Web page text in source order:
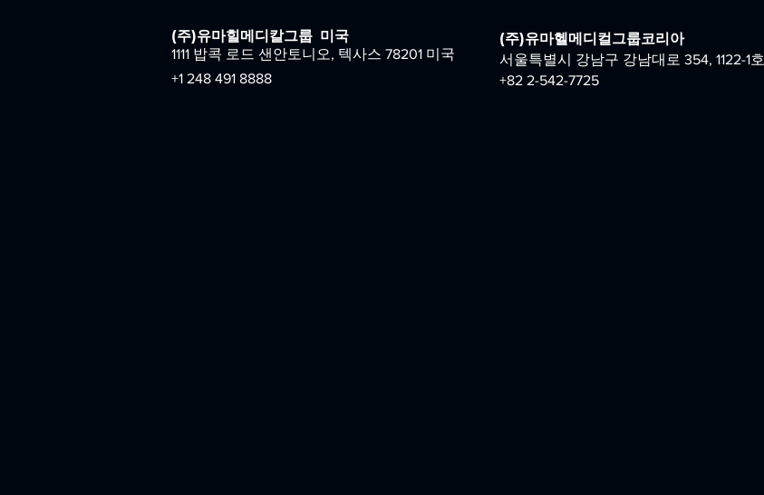
(주)유마힐메디칼그룹 미국
1111 밥콕 로드 샌안토니오, 텍사스 78201 미국
+1 248 491 8888
(주)유마헬메디컬그룹코리아
서울특별시 강남구 강남대로 354, 1122-1호
+82 2-542-7725